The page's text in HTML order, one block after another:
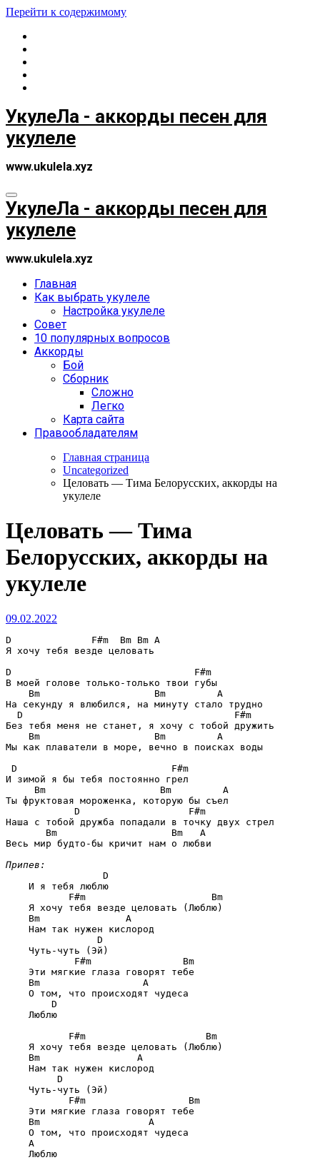
Перейти к содержимому
УкулеЛа - аккорды песен для
укулеле
www.ukulela.xyz
УкулеЛа - аккорды песен для
укулеле
www.ukulela.xyz
Главная
Как выбрать укулеле
Настройка укулеле
Совет
10 популярных вопросов
Аккорды
Бой
Сборник
Сложно
Легко
Карта сайта
Правообладателям
Главная страница
Uncategorized
Целовать — Тима Белорусских, аккорды на
укулеле
Целовать — Тима
Белорусских, аккорды на
укулеле
09.02.2022
D              F#m  Bm Bm A
Я хочу тебя везде целовать
D                                F#m
В моей голове только-только твои губы
Bm                    Bm         A
На секунду я влюбился, на минуту стало трудно
D                                     F#m
Без тебя меня не станет, я хочу с тобой дружить
Bm                    Bm         A
Мы как плаватели в море, вечно в поисках воды
D                           F#m
И зимой я бы тебя постоянно грел
Bm                    Bm         A
Ты фруктовая мороженка, которую бы съел
D                   F#m
Наша с тобой дружба попадали в точку двух стрел
Bm                    Bm   A
Весь мир будто-бы кричит нам о любви
Припев:
D
    И я тебя люблю
F#m                      Bm
    Я хочу тебя везде целовать (Люблю)
Bm               A
    Нам так нужен кислород
D
    Чуть-чуть (Эй)
F#m                Bm
    Эти мягкие глаза говорят тебе
Bm                  A
    О том, что происходят чудеса
D
    Люблю
F#m                     Bm
    Я хочу тебя везде целовать (Люблю)
Bm                 A
    Нам так нужен кислород
D
    Чуть-чуть (Эй)
F#m                  Bm
    Эти мягкие глаза говорят тебе
Bm                   A
    О том, что происходят чудеса
A
    Люблю